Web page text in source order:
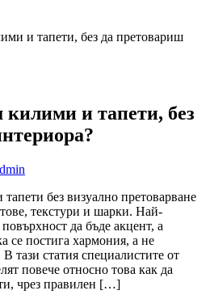
и тапети, без да претовариш
и тапети, без
без визуално претоварване
текстури и шарки. Най-
да бъде акцент, а
се постига хармония, а не
тази статия специалистите от
повече относно това как да
чрез правилен […]